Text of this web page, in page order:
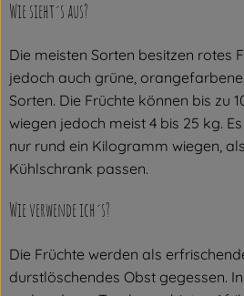
Wie sieht´s aus?
Die meisten Sorten besitzen rotes
jedoch auch grüne,
Sorten. Die Früchte können bis zu
wiegen jedoch meist 4 bis 25 kg.
nur rund ein Kilogramm wiegen,
Kühlschrank passen.
Wie verwende ich´s?
Die Früchte werden als
durstlöschendes Obst gegessen.